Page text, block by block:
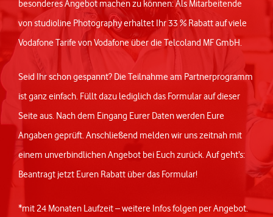
besonderes Angebot machen zu können: Als Mitarbeitende
von studioline Photography erhaltet Ihr 33 % Rabatt auf viele
Vodafone Tarife von Vodafone über die Telcoland MF GmbH.
Seid Ihr schon gespannt? Die Teilnahme am Partnerprogramm
ist ganz einfach. Füllt dazu lediglich das Formular auf dieser
Seite aus. Nach dem Eingang Eurer Daten werden Eure
Angaben geprüft. Anschließend melden wir uns zeitnah mit
einem unverbindlichen Angebot bei Euch zurück. Auf geht’s:
Beantragt jetzt Euren Rabatt über das Formular!
*mit 24 Monaten Laufzeit – weitere Infos folgen per Angebot.